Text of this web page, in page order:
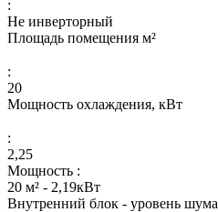
:
Не инверторный
Площадь помещения м²
:
20
Мощность охлаждения, кВт
:
2,25
Мощность :
20 м² - 2,19кВт
Внутренний блок - уровень шума